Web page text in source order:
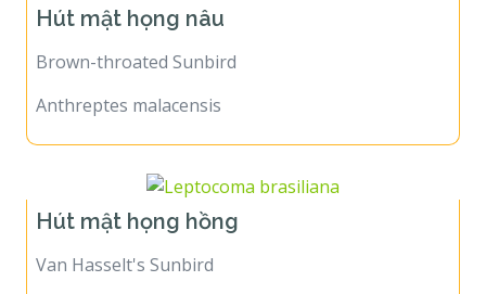
Hút mật họng nâu
Brown-throated Sunbird
Anthreptes malacensis
Hút mật họng hồng
Van Hasselt's Sunbird